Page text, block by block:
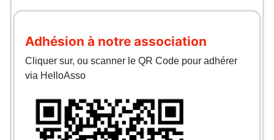
Adhésion à notre association
Cliquer sur, ou scanner le QR Code pour adhérer
via HelloAsso